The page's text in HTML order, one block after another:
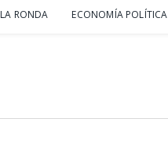
LA RONDA ECONOMÍA POLÍTICA